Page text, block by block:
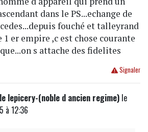
dans le PS...echange de
fouché et talleyrand
1 er empire ,c est chose courante
s attache des fidelites
Signaler
lepicery-(noble d ancien regime)le
à 12:36